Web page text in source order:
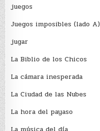
juegos
Juegos imposibles (lado A)
jugar
La Biblio de los Chicos
La cámara inesperada
La Ciudad de las Nubes
La hora del payaso